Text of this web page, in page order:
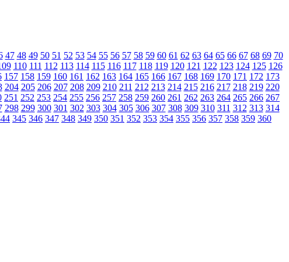
47 48 49 50 51 52 53 54 55 56 57 58 59 60 61 62 63 64 65 66 67 68 69 70
110 111 112 113 114 115 116 117 118 119 120 121 122 123 124 125 126
157 158 159 160 161 162 163 164 165 166 167 168 169 170 171 172 173
204 205 206 207 208 209 210 211 212 213 214 215 216 217 218 219 220
251 252 253 254 255 256 257 258 259 260 261 262 263 264 265 266 267
298 299 300 301 302 303 304 305 306 307 308 309 310 311 312 313 314
345 346 347 348 349 350 351 352 353 354 355 356 357 358 359 360